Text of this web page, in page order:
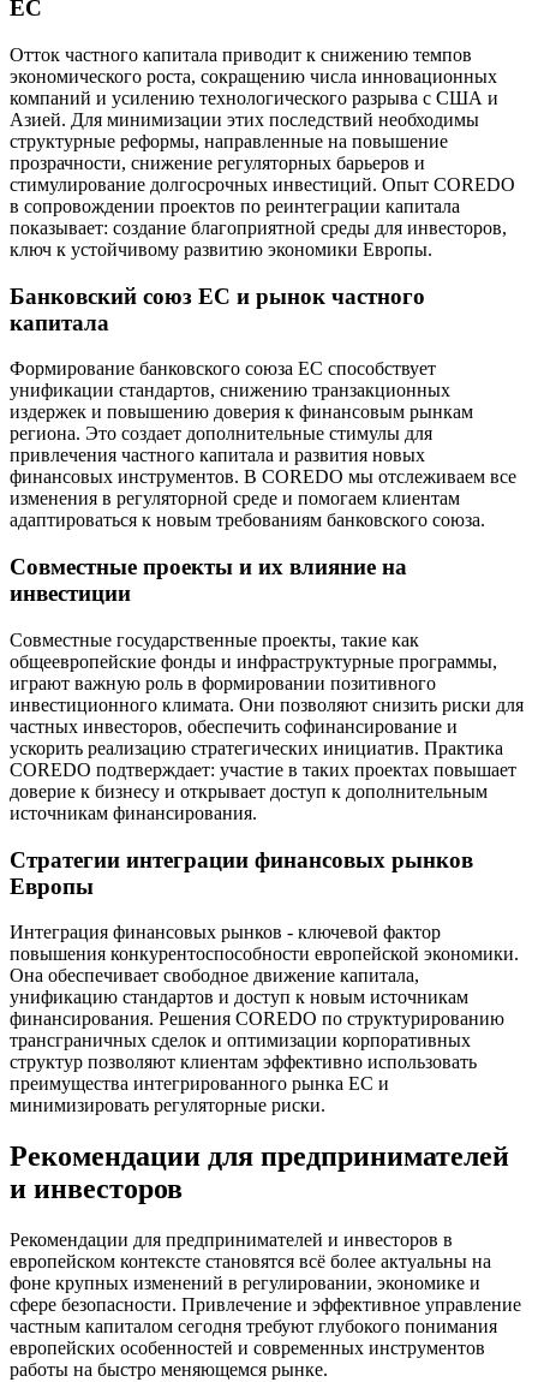
ЕС
Отток частного капитала приводит к снижению темпов
экономического роста, сокращению числа инновационных
компаний и усилению технологического разрыва с США и
Азией. Для минимизации этих последствий необходимы
структурные реформы, направленные на повышение
прозрачности, снижение регуляторных барьеров и
стимулирование долгосрочных инвестиций. Опыт COREDO
в сопровождении проектов по реинтеграции капитала
показывает: создание благоприятной среды для инвесторов,
ключ к устойчивому развитию экономики Европы.
Банковский союз ЕС и рынок частного
капитала
Формирование банковского союза ЕС способствует
унификации стандартов, снижению транзакционных
издержек и повышению доверия к финансовым рынкам
региона. Это создает дополнительные стимулы для
привлечения частного капитала и развития новых
финансовых инструментов. В COREDO мы отслеживаем все
изменения в регуляторной среде и помогаем клиентам
адаптироваться к новым требованиям банковского союза.
Совместные проекты и их влияние на
инвестиции
Совместные государственные проекты, такие как
общеевропейские фонды и инфраструктурные программы,
играют важную роль в формировании позитивного
инвестиционного климата. Они позволяют снизить риски для
частных инвесторов, обеспечить софинансирование и
ускорить реализацию стратегических инициатив. Практика
COREDO подтверждает: участие в таких проектах повышает
доверие к бизнесу и открывает доступ к дополнительным
источникам финансирования.
Стратегии интеграции финансовых рынков
Европы
Интеграция финансовых рынков - ключевой фактор
повышения конкурентоспособности европейской экономики.
Она обеспечивает свободное движение капитала,
унификацию стандартов и доступ к новым источникам
финансирования. Решения COREDO по структурированию
трансграничных сделок и оптимизации корпоративных
структур позволяют клиентам эффективно использовать
преимущества интегрированного рынка ЕС и
минимизировать регуляторные риски.
Рекомендации для предпринимателей
и инвесторов
Рекомендации для предпринимателей и инвесторов в
европейском контексте становятся всё более актуальны на
фоне крупных изменений в регулировании, экономике и
сфере безопасности. Привлечение и эффективное управление
частным капиталом сегодня требуют глубокого понимания
европейских особенностей и современных инструментов
работы на быстро меняющемся рынке.